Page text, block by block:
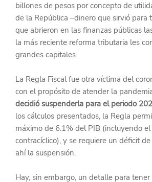
billones de pesos por concepto de
de la República –dinero que sirvió para
que abrieron en las finanzas públicas
la más reciente reforma tributaria les
grandes capitales.
La Regla Fiscal fue otra víctima del
con el propósito de atender la
decidió suspenderla para el periodo
los cálculos presentados, la Regla
máximo de 6.1% del PIB (incluyendo
contracíclico), y se requiere un déficit
ahí la suspensión.
Hay, sin embargo, un detalle para